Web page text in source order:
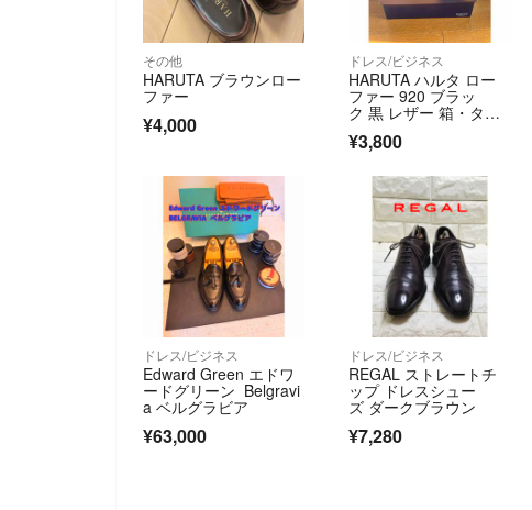
その他
HARUTA ブラウンロー
ファー
¥4,000
ドレス/ビジネス
HARUTA ハルタ ロー
ファー 920 ブラッ
ク 黒 レザー 箱・タグ
¥3,800
ドレス/ビジネス
Edward Green エドワ
ードグリーン Belgravi
a ベルグラビア
¥63,000
ドレス/ビジネス
REGAL ストレートチ
ップ ドレスシュー
ズ ダークブラウン
¥7,280